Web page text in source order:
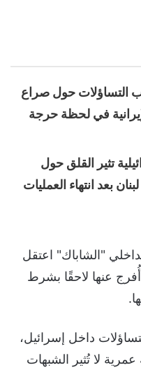
التساؤلات حول صراع
في لحظة حرجة
تثير القلق حول
بعد انتهاء العمليات
"الشاباك" اعتقل
عنها لاحقًا بشرط
داخل إسرائيل،
لا تُثير الشبهات